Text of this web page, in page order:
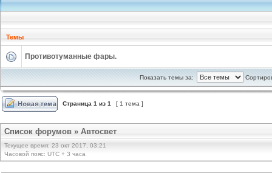
Темы
Противотуманные фары.
Показать темы за:
Страница 1 из 1 [ 1 тема ]
Список форумов » Автосвет
Текущее время: 23 окт 2017, 03:21
Часовой пояс: UTC + 3 часа